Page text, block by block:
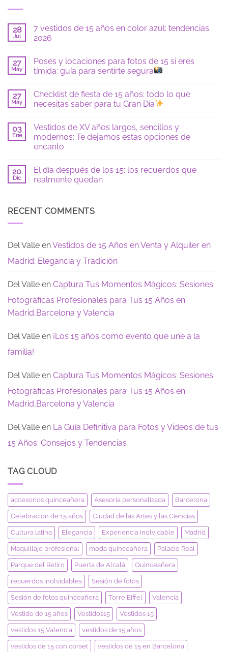
28
Jul
7 vestidos de 15 años en color azul: tendencias
2026
comentarios
en
7
15
en
tendencias
27
May
Poses y locaciones para fotos de 15 si eres
tímida: guía para sentirte segura
comentarios
Poses
para
de
15
tímida:
guía
para
27
May
Checklist de fiesta de 15 años: todo lo que
necesitas saber para tu Gran Dia
comentarios
Checklist
de
15
años:
todo
saber
para
03
Ene
Vestidos de XV años largos, sencillos y
modernos: Te dejamos estas opciones de
encanto
comentarios
Vestidos
largos,
sencillos
dejamos
estas
de
20
Dic
El día después de los 15: los recuerdos que
realmente quedan
en
El
los
15:
recuerdos
quedan
RECENT COMMENTS
Del Valle enVestidos de 15 Años en Venta y Alquiler en
Madrid: Elegancia y Tradición
Del Valle en Captura Tus Momentos Mágicos: Sesiones
Fotográficas Profesionales para Tus 15 Años en
Madrid,Barcelona y Valencia
Del Valle en ¡Los 15 años como evento que une a la
familia!
Del Valle en Captura Tus Momentos Mágicos: Sesiones
Fotográficas Profesionales para Tus 15 Años en
Madrid,Barcelona y Valencia
Del Valle en La Guía Definitiva para Fotos y Videos de tus
15 Años: Consejos y Tendencias
TAG CLOUD
accesorios quinceañera Asesoría personalizada Barcelona
Celebración de 15 años Ciudad de las Artes y las Ciencias
Cultura latina Elegancia Experiencia inolvidable Madrid
Maquillaje profesional moda quinceañera Palacio Real
Parque del Retiro Puerta de Alcalá Quinceañera
recuerdos inolvidables Sesión de fotos
Sesión de fotos quinceañera Torre Eiffel Valencia
Vestido de 15 años Vestidos15 Vestidos 15
vestidos 15 Valencia vestidos de 15 años
vestidos de 15 con corset vestidos de 15 en Barcelona